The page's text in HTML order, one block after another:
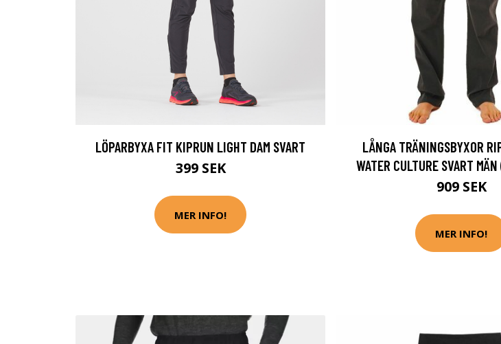
LÖPARBYXA FIT KIPRUN LIGHT DAM SVART
399 SEK
MER INFO!
LÅNGA TRÄNINGSBYXOR
WATER CULTURE SVART
909 SEK
MER INFO!